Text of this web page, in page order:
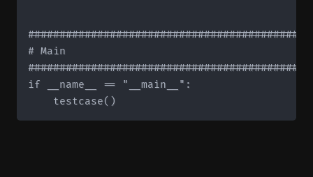
# Main
if __name__ == "__main__":